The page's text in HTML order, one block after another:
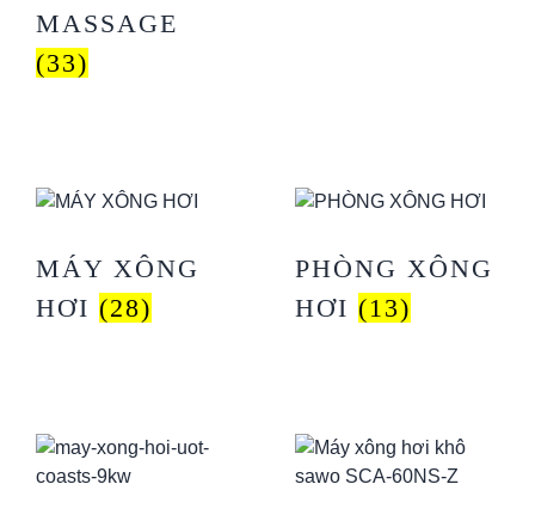
MASSAGE
(33)
MÁY XÔNG
HƠI (28)
PHÒNG XÔNG
HƠI (13)